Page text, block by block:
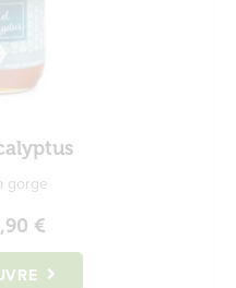
gorge
€